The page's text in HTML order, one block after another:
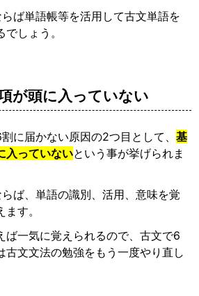
ば単語帳等を活用して古文単語を
しょう。
が頭に入っていない
に届かない原因の2つ目として、基
入っていないという事が挙げられま
ば、単語の識別、活用、意味を覚
す。
ば一気に覚えられるので、古文で6
古文文法の勉強をもう一度やり直し